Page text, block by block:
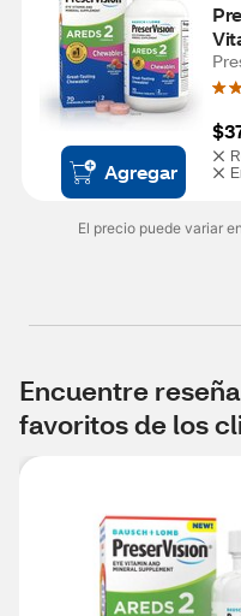
Agregar
70
El precio puede variar
Encuentre
favoritos de los